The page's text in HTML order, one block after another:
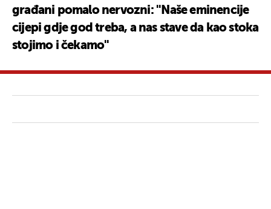
građani pomalo nervozni: ''Naše eminencije
cijepi gdje god treba, a nas stave da kao stoka
stojimo i čekamo''